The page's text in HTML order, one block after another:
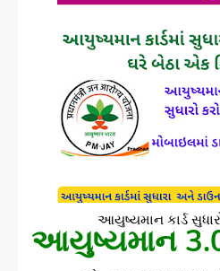
આયુષ્યમાન કાર્ડ
આયુષ્યમાન